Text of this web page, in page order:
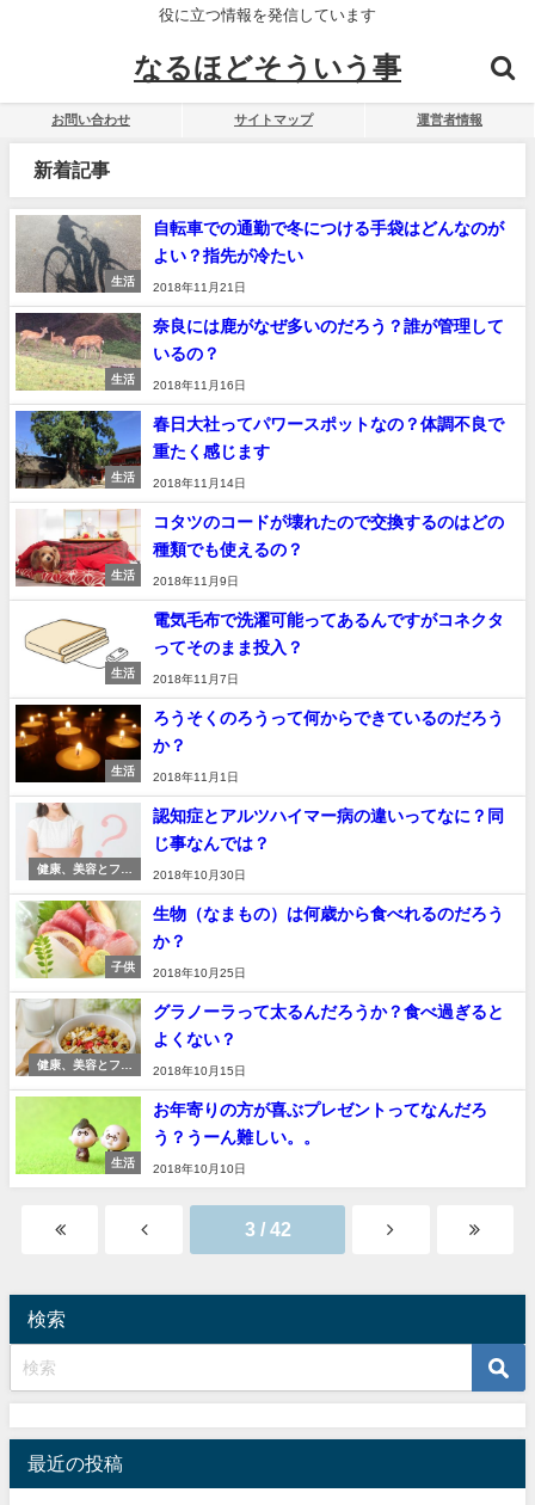
役に立つ情報を発信しています
なるほどそういう事
お問い合わせ サイトマップ 運営者情報
新着記事
生活
自転車での通勤で冬につける手袋はどんなのが
よい？指先が冷たい
2018年11月21日
生活
奈良には鹿がなぜ多いのだろう？誰が管理して
いるの？
2018年11月16日
生活
春日大社ってパワースポットなの？体調不良で
重たく感じます
2018年11月14日
生活
コタツのコードが壊れたので交換するのはどの
種類でも使えるの？
2018年11月9日
生活
電気毛布で洗濯可能ってあるんですがコネクタ
ってそのまま投入？
2018年11月7日
生活
ろうそくのろうって何からできているのだろう
か？
2018年11月1日
健康、美容とファ
認知症とアルツハイマー病の違いってなに？同
じ事なんでは？
2018年10月30日
子供
生物（なまもの）は何歳から食べれるのだろう
か？
2018年10月25日
健康、美容とファ
グラノーラって太るんだろうか？食べ過ぎると
よくない？
2018年10月15日
生活
お年寄りの方が喜ぶプレゼントってなんだろ
う？うーん難しい。。
2018年10月10日
3 / 42
検索
最近の投稿